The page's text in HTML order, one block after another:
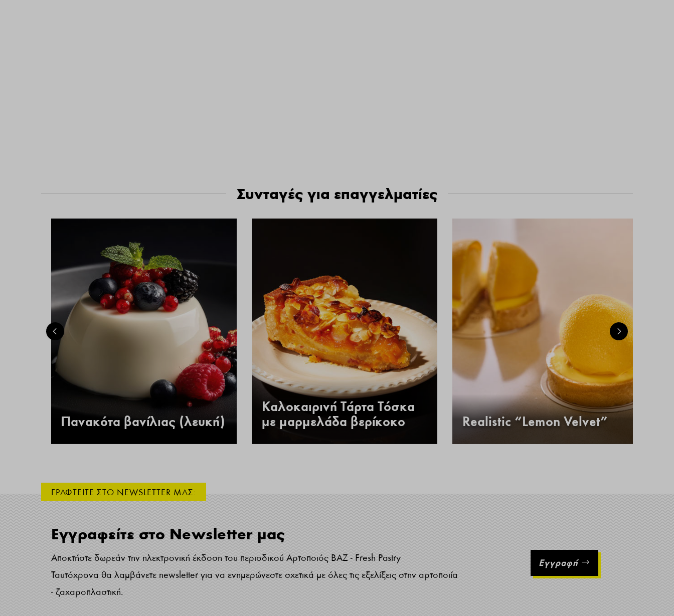
Συνταγές για επαγγελματίες
Πανακότα βανίλιας (λευκή)
Καλοκαιρινή Τάρτα Τόσκα
με μαρμελάδα βερίκοκο
Realistic “Lemon Velvet”
ΓΡΑΦΤΕΙΤΕ ΣΤΟ NEWSLETTER ΜΑΣ:
Εγγραφείτε στο Newsletter μας
Αποκτήστε δωρεάν την ηλεκτρονική έκδοση του περιοδικού Αρτοποιός ΒΑΖ - Fresh Pastry
Ταυτόχρονα θα λαμβάνετε newsletter για να ενημερώνεστε σχετικά με όλες τις εξελίξεις στην αρτοποιία
- ζαχαροπλαστική.
Εγγραφή